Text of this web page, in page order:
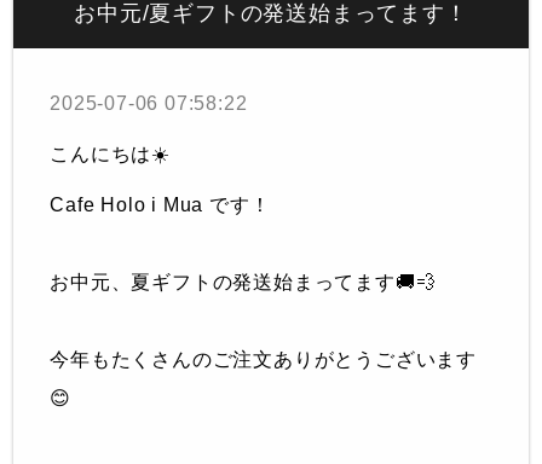
お中元/夏ギフトの発送始まってます！
2025-07-06 07:58:22
こんにちは☀️
Cafe Holo i Mua です！
お中元、夏ギフトの発送始まってます🚚💨
今年もたくさんのご注文ありがとうございます
😊